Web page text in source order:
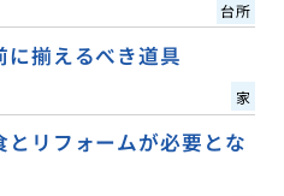
台所
に揃えるべき道具
家
リフォームが必要とな